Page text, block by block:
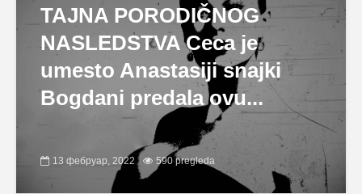
TAJNA PORODIČNOG
NASLEDSTVA Ceca je
umesto Anastasiji snajki
Bogdani predala ovu...
13 фебруар, 2022 590 pregleda